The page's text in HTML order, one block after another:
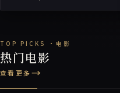
热门电影
查看更多